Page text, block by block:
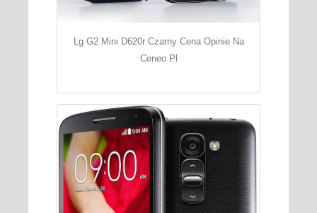
Lg G2 Mini D620r Czarny Cena Opinie Na
Ceneo Pl